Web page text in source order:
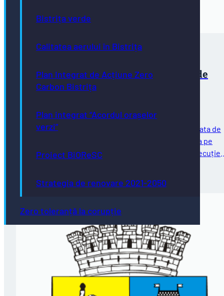
Bistrița verde
Calitatea aerului în Bistrița
Plan Integrat de Acțiune Zero
Carbon Bistrița
Plan integrat “Acordul orașelor
verzi”
Proiect BiOReSC
Strategia de renovare 2021-2050
Zero toleranță la corupție
Concurs pentru ocuparea unei funcții de
consilier achiziții publice
Primăria municipiului Bistrița anunță organizarea în data de
18.12.2025, ora 12:00, a unui concurs pentru ocuparea pe
perioadă nedeterminată, a unei funcții publice de execuție